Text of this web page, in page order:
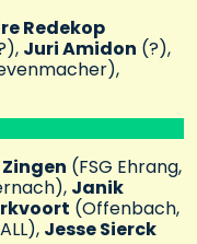
Redekop
Juri Amidon (?),
(FSG Ehrang,
Janik
(Offenbach,
Jesse Sierck